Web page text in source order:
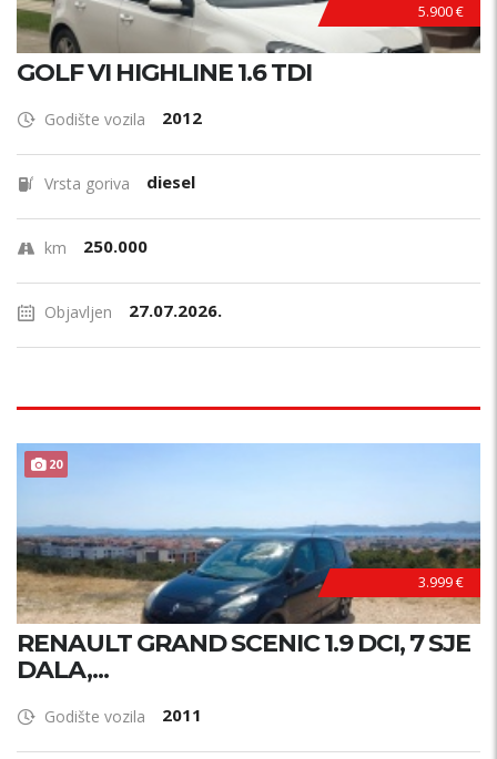
5.900 €
GOLF VI HIGHLINE 1.6 TDI
Godište vozila 2012
Vrsta goriva diesel
km 250.000
Objavljen 27.07.2026.
20
3.999 €
RENAULT GRAND SCENIC 1.9 DCI, 7 SJE
DALA,...
Godište vozila 2011